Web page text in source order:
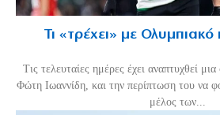
Τι «τρέχει» με Ολυμπιακό
Τις τελευταίες ημέρες έχει αναπτυχθεί
Φώτη Ιωαννίδη, και την περίπτωση του να
μέλος των...